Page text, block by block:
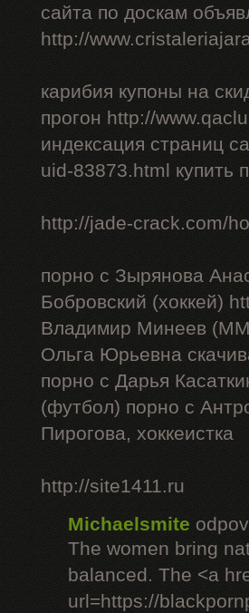
сайта по доскам
http://
карибия купоны на
прогон http://
индексация страниц
uid-83873.html купить
http://jade-crack.com/
порно с Зырянова
Бобровский (хоккей)
Владимир Минеев
Ольга Юрьевна
порно с Дарья
(футбол) порно с
Пирогова, хоккеистка
http://site1411.ru
Michaelsmite
The women bring
balanced. The <a
url=https://